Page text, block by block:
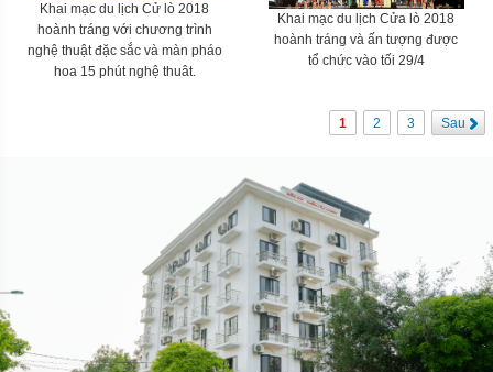
Khai mạc du lịch Cử lò 2018
hoành tráng với chương trình
nghệ thuật đặc sắc và màn pháo
hoa 15 phút nghệ thuât.
Khai mạc du lịch Cửa lò 2018
hoành tráng và ấn tượng được
tổ chức vào tối 29/4
1 2 3 Sau